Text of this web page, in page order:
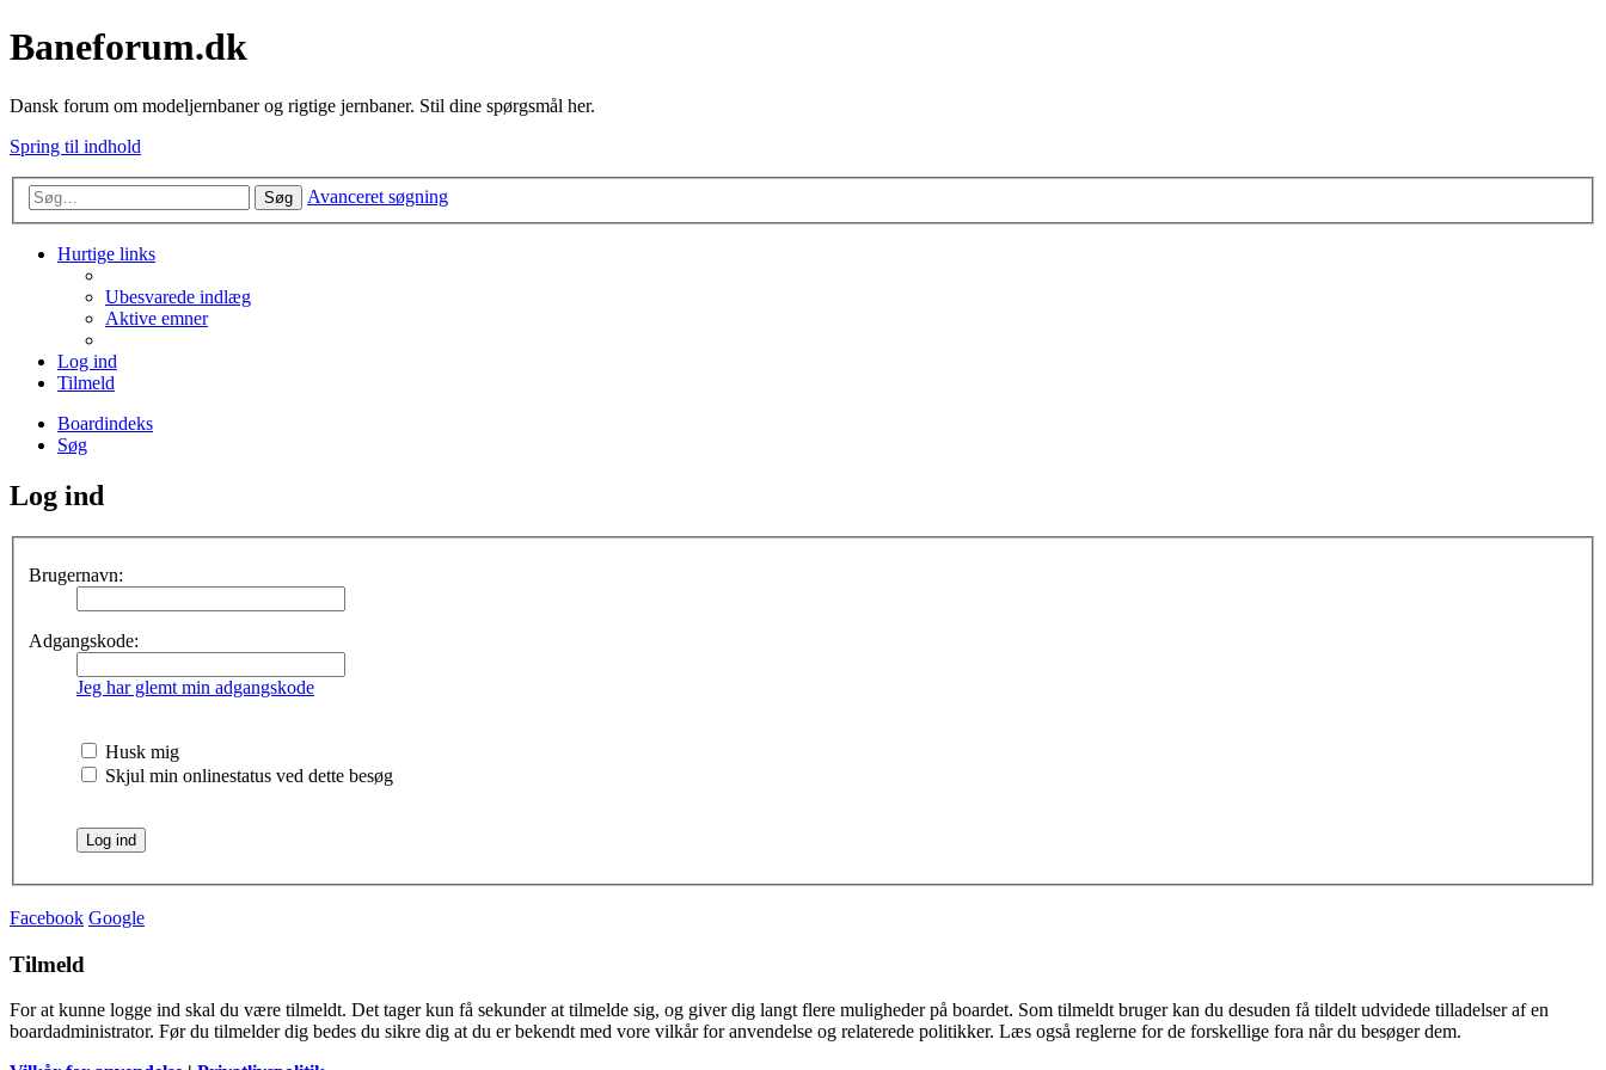
Baneforum.dk
Dansk forum om modeljernbaner og rigtige jernbaner. Stil dine spørgsmål her.
Spring til indhold
Søg Avanceret søgning
Hurtige links
Ubesvarede indlæg
Aktive emner
Log ind
Tilmeld
Boardindeks
Søg
Log ind
Brugernavn:
Adgangskode:
Jeg har glemt min adgangskode
Husk mig
Skjul min onlinestatus ved dette besøg
Facebook Google
Tilmeld
For at kunne logge ind skal du være tilmeldt. Det tager kun få sekunder at tilmelde sig, og giver dig langt flere muligheder på boardet. Som tilmeldt bruger kan du desuden få tildelt udvidede tilladelser af en
boardadministrator. Før du tilmelder dig bedes du sikre dig at du er bekendt med vore vilkår for anvendelse og relaterede politikker. Læs også reglerne for de forskellige fora når du besøger dem.